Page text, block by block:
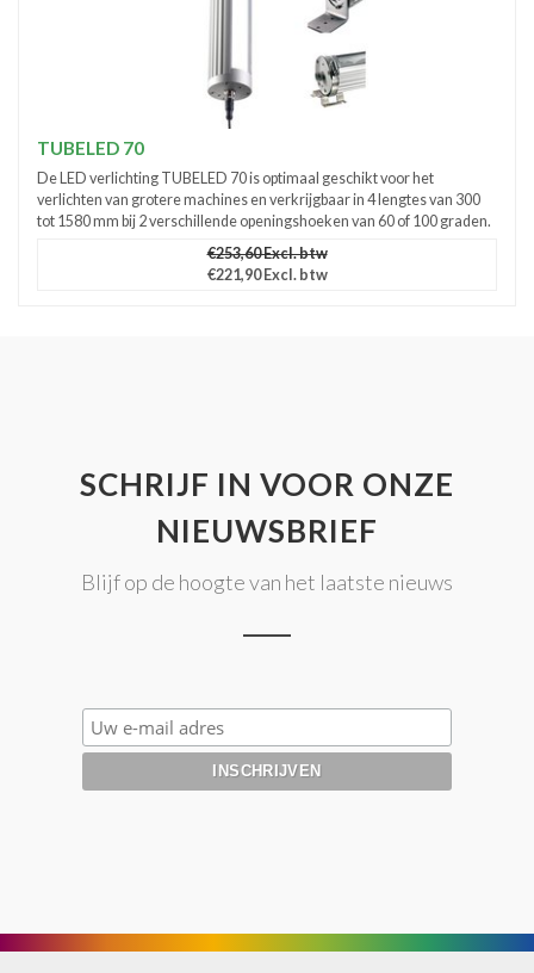
TUBELED 70
De LED verlichting TUBELED 70 is optimaal geschikt voor het
verlichten van grotere machines en verkrijgbaar in 4 lengtes van 300
tot 1580 mm bij 2 verschillende openingshoeken van 60 of 100 graden.
€253,60 Excl. btw
€221,90 Excl. btw
SCHRIJF IN VOOR ONZE
NIEUWSBRIEF
Blijf op de hoogte van het laatste nieuws